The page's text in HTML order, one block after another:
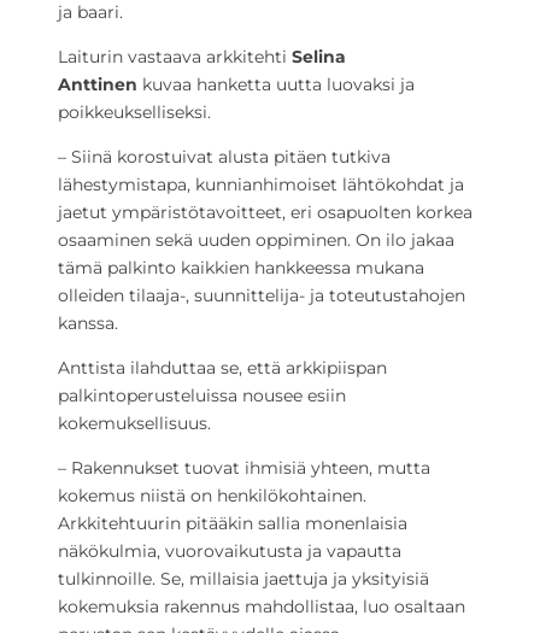
ja baari.
Laiturin vastaava arkkitehti Selina
Anttinen kuvaa hanketta uutta luovaksi ja
poikkeukselliseksi.
– Siinä korostuivat alusta pitäen tutkiva
lähestymistapa, kunnianhimoiset lähtökohdat ja
jaetut ympäristötavoitteet, eri osapuolten korkea
osaaminen sekä uuden oppiminen. On ilo jakaa
tämä palkinto kaikkien hankkeessa mukana
olleiden tilaaja-, suunnittelija- ja toteutustahojen
kanssa.
Anttista ilahduttaa se, että arkkipiispan
palkintoperusteluissa nousee esiin
kokemuksellisuus.
– Rakennukset tuovat ihmisiä yhteen, mutta
kokemus niistä on henkilökohtainen.
Arkkitehtuurin pitääkin sallia monenlaisia
näkökulmia, vuorovaikutusta ja vapautta
tulkinnoille. Se, millaisia jaettuja ja yksityisiä
kokemuksia rakennus mahdollistaa, luo osaltaan